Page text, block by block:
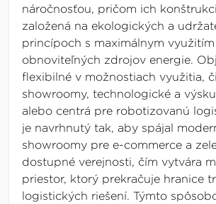
náročnosťou, pričom ich
založená na ekologických a
princípoch s maximálnym
obnoviteľných zdrojov energie.
flexibilné v možnostiach využitia,
showroomy, technologické a
alebo centrá pre robotizovanú
je navrhnutý tak, aby spájal
showroomy pre e-commerce a
dostupné verejnosti, čím vytvára
priestor, ktorý prekračuje hranice
logistických riešení. Týmto